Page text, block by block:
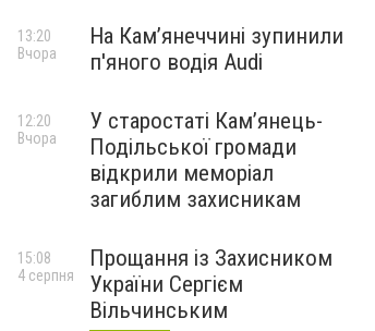
На Камʼянеччині зупинили
п'яного водія Audi
13:20
Вчора
У старостаті Кам’янець-
Подільської громади
відкрили меморіал
загиблим захисникам
12:20
Вчора
Прощання із Захисником
України Сергієм
Вільчинським
15:08
4 серпня